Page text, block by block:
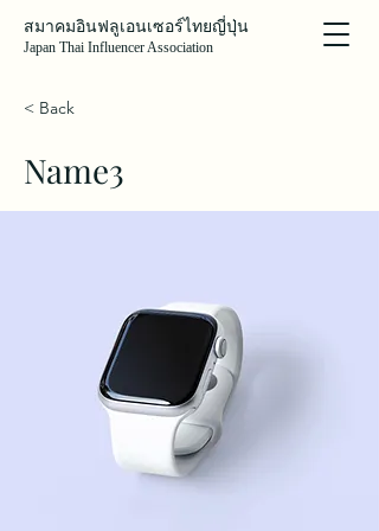
สมาคมอินฟลูเอนเซอร์ไทยญี่ปุ่น
Japan Thai Influencer Association
< Back
Name3